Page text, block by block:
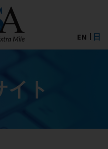
EN 日
イト